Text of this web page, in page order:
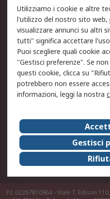
Informativa Cookie
Email Security
Condizioni di vendita
Etica e responsabilità
Chi Siamo
Chi Siamo
Supporto
Carriere
Press Centre
P.I. 02267810964 - Viale T. Edison
Utilizziamo i cookie e altre
l'utilizzo del nostro sito web,
visualizzare annunci su altri
tutti" significa accettare
Puoi scegliere quali cookie
"Gestisci preferenze". Se
questi cookie, clicca su
potrebbero non essere
informazioni, leggi la nostra
Gestisci